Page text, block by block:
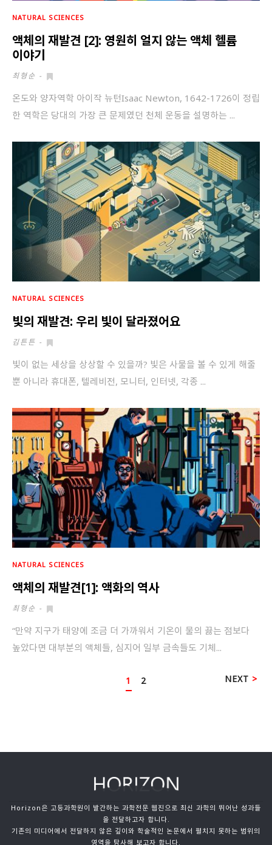
NATURAL SCIENCES
액체의 재발견 [2]: 영원히 얼지 않는 액체 헬륨
이야기
최형순 -
온도와 양자역학 아이작 뉴턴Isaac Newton, 1642-1726이 정립
한 역학은 당대의 가장 큰 문제였던 천체 운동을 설명하는 ...
NATURAL SCIENCES
빛의 재발견: 우리 빛이 달라졌어요
김튼튼 -
빛이 없는 세상을 상상할 수 있을까? 빛은 사물을 볼 수 있게 해줄
뿐 아니라 휴대폰, 텔레비전, 모니터, 인터넷, 각종 ...
NATURAL SCIENCES
액체의 재발견[1]: 액화의 역사
최형순 -
“만약 지구가 태양에 조금 더 가까워서 기온이 물의 끓는 점보다
높았다면 대부분의 액체들, 심지어 일부 금속들도 기체...
1 2 NEXT
Horizon은 고등과학원이 발간하는 과학전문 웹진으로 최신 과학의 뛰어난 성과들
을 전달하고자 합니다.
기존의 미디어에서 전달하지 않은 깊이와 학술적인 논문에서 펼치지 못하는 범위의
영역을 탐사해 보고자 합니다.